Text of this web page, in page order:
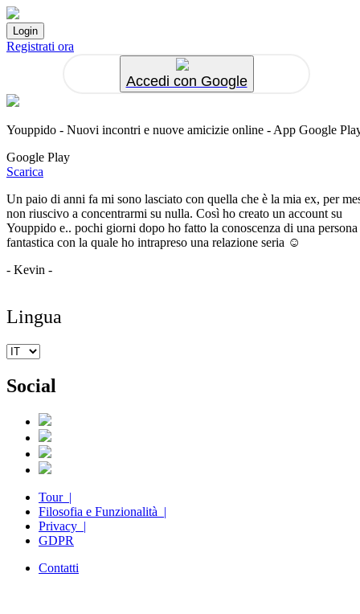
Registrati ora
Accedi con Google
Youppido - Nuovi incontri e nuove amicizie online - App Google
Google Play
Scarica
Un paio di anni fa mi sono lasciato con quella che è la mia ex, per
non riuscivo a concentrarmi su nulla. Così ho creato un account su
Youppido e.. pochi giorni dopo ho fatto la conoscenza di una persona
fantastica con la quale ho intrapreso una relazione seria ☺️
- Kevin -
Lingua
Social
Tour |
Filosofia e Funzionalità |
Privacy |
GDPR
Contatti